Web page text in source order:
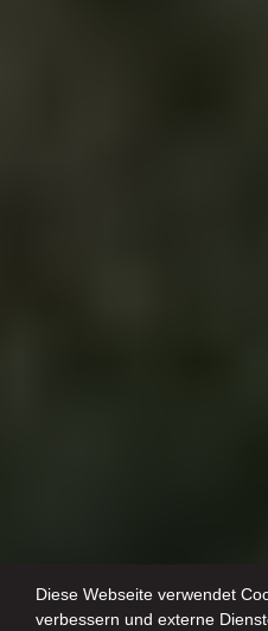
Diese Webseite verwendet
verbessern und externe